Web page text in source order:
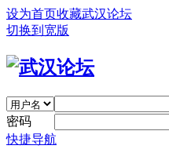
设为首页收藏武汉论坛
切换到宽版
密码
快捷导航